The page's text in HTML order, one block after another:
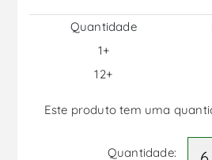
Quantidade
1+
12+
Este produto tem uma
Quantidade: